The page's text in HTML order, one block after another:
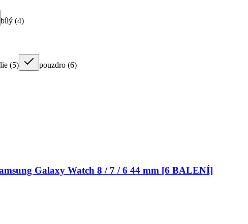
bílý (4)
(5) pouzdro (6)
Galaxy Watch 8 / 7 / 6 44 mm [6 BALENÍ]